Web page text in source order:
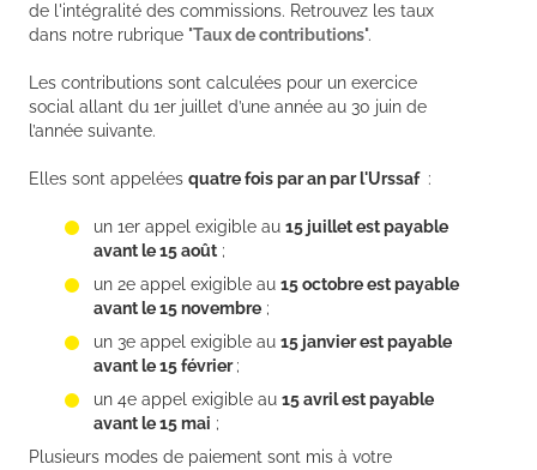
de l'intégralité des commissions. Retrouvez les taux
dans notre rubrique "Taux de contributions".
Les contributions sont calculées pour un exercice
social allant du 1er juillet d’une année au 30 juin de
l’année suivante.
Elles sont appelées quatre fois par an par l'Urssaf :
un 1er appel exigible au 15 juillet est payable
avant le 15 août ;
un 2e appel exigible au 15 octobre est payable
avant le 15 novembre ;
un 3e appel exigible au 15 janvier est payable
avant le 15 février;
un 4e appel exigible au 15 avril est payable
avant le 15 mai ;
Plusieurs modes de paiement sont mis à votre